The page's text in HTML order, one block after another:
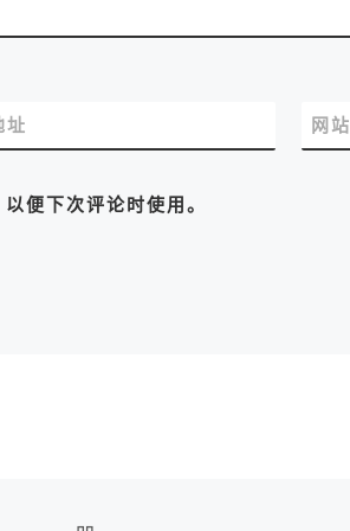
址 网
便下次评论时使用。